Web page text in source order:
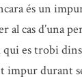
és un
al cas d’una
es trobi
impur durant